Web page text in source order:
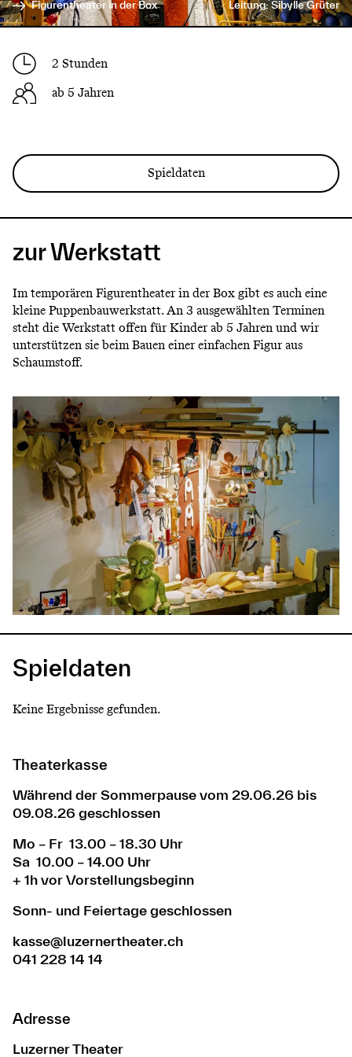
Figurentheater in der Box Leitung: Sibylle Grüter
2 Stunden
ab 5 Jahren
Spieldaten
zur Werkstatt
Im temporären Figurentheater in der Box gibt es auch eine
kleine Puppenbauwerkstatt. An 3 ausgewählten Terminen
steht die Werkstatt offen für Kinder ab 5 Jahren und wir
unterstützen sie beim Bauen einer einfachen Figur aus
Schaumstoff.
Spieldaten
Keine Ergebnisse gefunden.
Theaterkasse
Während der Sommerpause vom 29.06.26 bis
09.08.26 geschlossen
Mo – Fr 13.00 – 18.30 Uhr
Sa 10.00 – 14.00 Uhr
+ 1h vor Vorstellungsbeginn
Sonn- und Feiertage geschlossen
kasse@luzernertheater.ch
041 228 14 14
Adresse
Luzerner Theater